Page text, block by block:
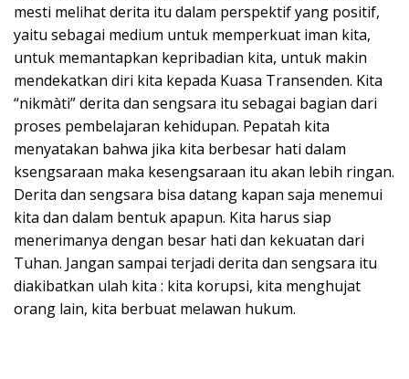
mesti melihat derita itu dalam perspektif yang positif,
yaitu sebagai medium untuk memperkuat iman kita,
untuk memantapkan kepribadian kita, untuk makin
mendekatkan diri kita kepada Kuasa Transenden. Kita
“nikmàti” derita dan sengsara itu sebagai bagian dari
proses pembelajaran kehidupan. Pepatah kita
menyatakan bahwa jika kita berbesar hati dalam
ksengsaraan maka kesengsaraan itu akan lebih ringan.
Derita dan sengsara bisa datang kapan saja menemui
kita dan dalam bentuk apapun. Kita harus siap
menerimanya dengan besar hati dan kekuatan dari
Tuhan. Jangan sampai terjadi derita dan sengsara itu
diakibatkan ulah kita : kita korupsi, kita menghujat
orang lain, kita berbuat melawan hukum.